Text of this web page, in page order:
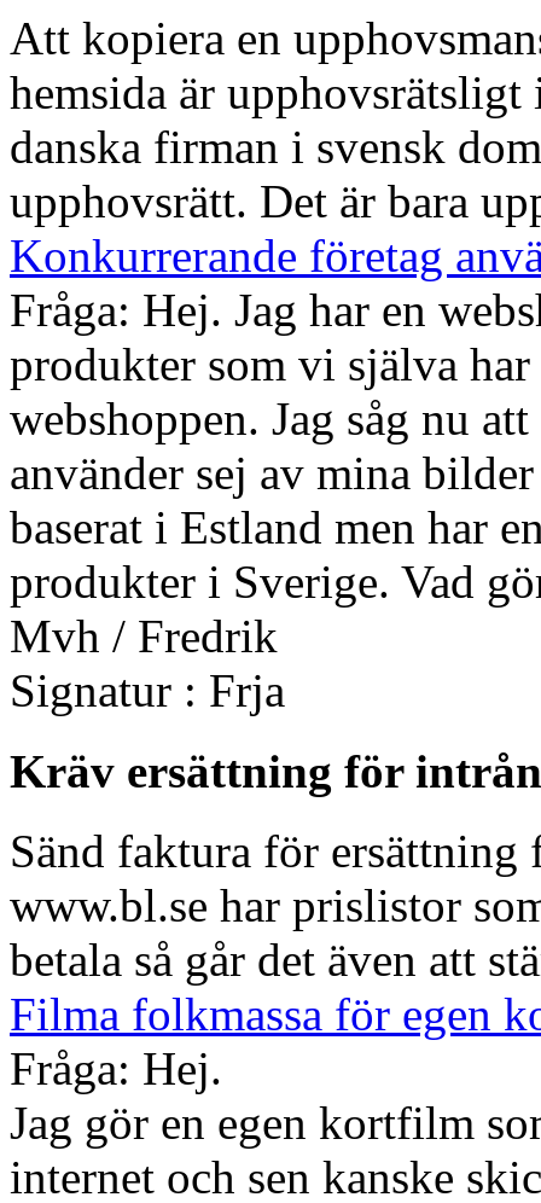
Att kopiera en
hemsida är upphovsrätsligt
danska firman i svensk
upphovsrätt. Det är bara
Konkurrerande företag
Fråga: Hej. Jag har en
produkter som vi själva
webshoppen. Jag såg nu
använder sej av mina
baserat i Estland men har
produkter i Sverige. Vad
Mvh / Fredrik
Signatur : Frja
Kräv ersättning för
Sänd faktura för
www.bl.se har prislistor
betala så går det även att
Filma folkmassa för egen
Fråga: Hej.
Jag gör en egen kortfilm
internet och sen kanske